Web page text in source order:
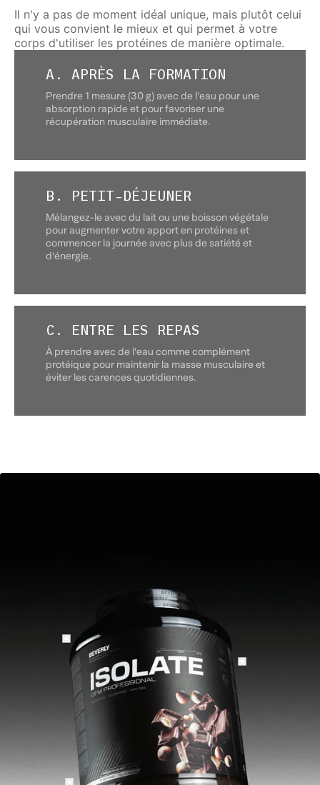
Il n'y a pas de moment idéal unique, mais plutôt celui
qui vous convient le mieux et qui permet à votre
corps d'utiliser les protéines de manière optimale.
A. APRÈS LA FORMATION
Prendre 1 mesure (30 g) avec de l'eau pour une
absorption rapide et pour favoriser une
récupération musculaire immédiate.
B. PETIT-DÉJEUNER
Mélangez-le avec du lait ou une boisson végétale
pour augmenter votre apport en protéines et
commencer la journée avec plus de satiété et
d'énergie.
C. ENTRE LES REPAS
À prendre avec de l'eau comme complément
protéique pour maintenir la masse musculaire et
éviter les carences quotidiennes.